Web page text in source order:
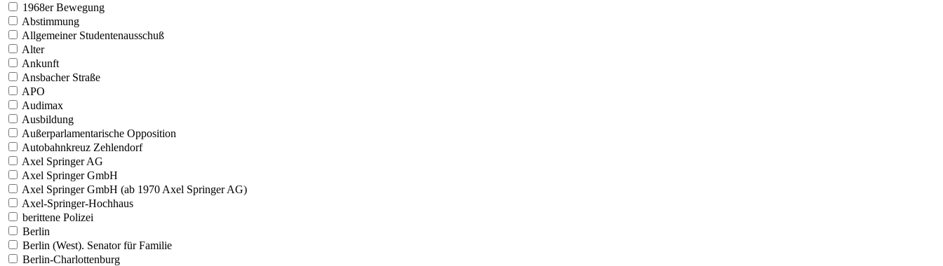
1968er Bewegung
Abstimmung
Allgemeiner Studentenausschuß
Alter
Ankunft
Ansbacher Straße
APO
Audimax
Ausbildung
Außerparlamentarische Opposition
Autobahnkreuz Zehlendorf
Axel Springer AG
Axel Springer GmbH
Axel Springer GmbH (ab 1970 Axel Springer AG)
Axel-Springer-Hochhaus
berittene Polizei
Berlin
Berlin (West). Senator für Familie
Berlin-Charlottenburg